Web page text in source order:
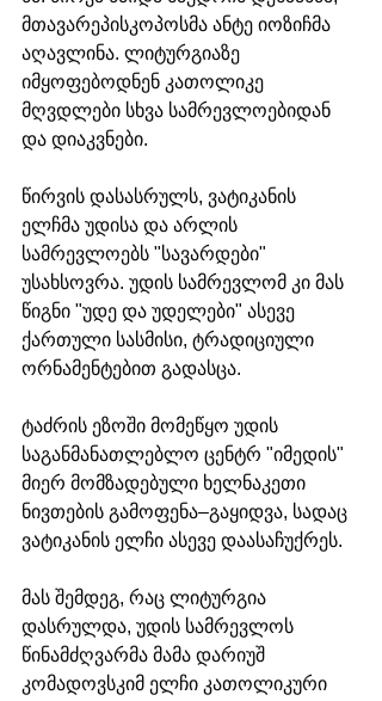
მთავარეპისკოპოსმა ანტე იოზიჩმა
აღავლინა. ლიტურგიაზე
იმყოფებოდნენ კათოლიკე
მღვდლები სხვა სამრევლოებიდან
და დიაკვნები.
წირვის დასასრულს, ვატიკანის
ელჩმა უდისა და არლის
სამრევლოებს "სავარდები"
უსახსოვრა. უდის სამრევლომ კი მას
წიგნი "უდე და უდელები" ასევე
ქართული სასმისი, ტრადიციული
ორნამენტებით გადასცა.
ტაძრის ეზოში მომეწყო უდის
საგანმანათლებლო ცენტრ "იმედის"
მიერ მომზადებული ხელნაკეთი
ნივთების გამოფენა–გაყიდვა, სადაც
ვატიკანის ელჩი ასევე დაასაჩუქრეს.
მას შემდეგ, რაც ლიტურგია
დასრულდა, უდის სამრევლოს
წინამძღვარმა მამა დარიუშ
კომადოვსკიმ ელჩი კათოლიკური